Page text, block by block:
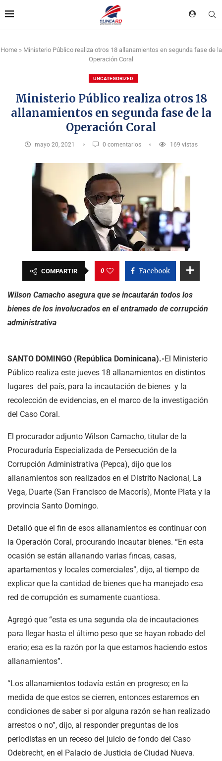
Home» Ministerio Público realiza otros 18 allanamientos en segunda fase de la
Operación Coral
UNCATEGORIZED
Ministerio Público realiza otros 18
allanamientos en segunda fase de la
Operación Coral
mayo 20, 2021 0 comentarios 169 vistas
COMPARTIR 0 Facebook
Wilson Camacho asegura que se incautarán todos los
bienes de los involucrados en el entramado de corrupción
administrativa
SANTO DOMINGO (República Dominicana).-El Ministerio
Público realiza este jueves 18 allanamientos en distintos
lugares del país, para la incautación de bienes y la
recolección de evidencias, en el marco de la investigación
del Caso Coral.
El procurador adjunto Wilson Camacho, titular de la
Procuraduría Especializada de Persecución de la
Corrupción Administrativa (Pepca), dijo que los
allanamientos son realizados en el Distrito Nacional, La
Vega, Duarte (San Francisco de Macorís), Monte Plata y la
provincia Santo Domingo.
Detalló que el fin de esos allanamientos es continuar con
la Operación Coral, procurando incautar bienes. “En esta
ocasión se están allanando varias fincas, casas,
apartamentos y locales comerciales”, dijo, al tiempo de
explicar que la cantidad de bienes que ha manejado esa
red de corrupción es sumamente cuantiosa.
Agregó que “esta es una segunda ola de incautaciones
para llegar hasta el último peso que se hayan robado del
erario; esa es la razón por la que estamos haciendo estos
allanamientos”.
“Los allanamientos todavía están en progreso; en la
medida de que estos se cierren, entonces estaremos en
condiciones de saber si por alguna razón se han realizado
arrestos o no”, dijo, al responder preguntas de los
periodistas en un receso del juicio de fondo del Caso
Odebrecht, en el Palacio de Justicia de Ciudad Nueva.